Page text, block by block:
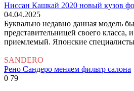
Ниссан Кашкай 2020 новый кузов
04.04.2025
Буквально недавно данная модель
представительницей своего
приемлемый. Японские
SANDERO
Рено Сандеро меняем фильтр салона
0 79